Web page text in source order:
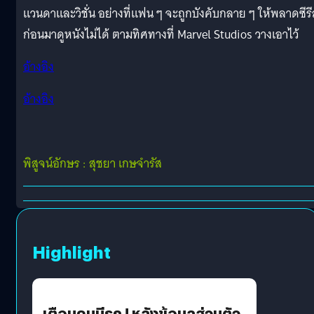
แวนดาและวิชั่น อย่างที่แฟน ๆ จะถูกบังคับกลาย ๆ ให้พลาดซี
ก่อนมาดูหนังไม่ได้ ตามทิศทางที่ Marvel Studios วางเอาไว้
อ้างอิง
อ้างอิง
พิสูจน์อักษร : สุชยา เกษจำรัส
Highlight